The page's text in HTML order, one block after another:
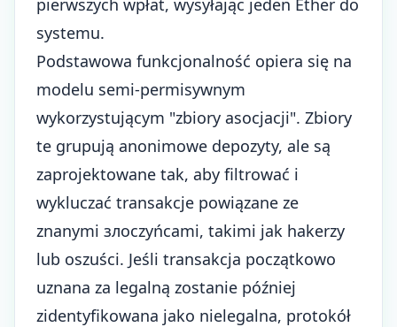
pierwszych wpłat, wysyłając jeden Ether do
systemu.
Podstawowa funkcjonalność opiera się na
modelu semi-permisywnym
wykorzystującym "zbiory asocjacji". Zbiory
te grupują anonimowe depozyty, ale są
zaprojektowane tak, aby filtrować i
wykluczać transakcje powiązane ze
znanymi злоczyńcami, takimi jak hakerzy
lub oszuści. Jeśli transakcja początkowo
uznana za legalną zostanie później
zidentyfikowana jako nielegalna, protokół